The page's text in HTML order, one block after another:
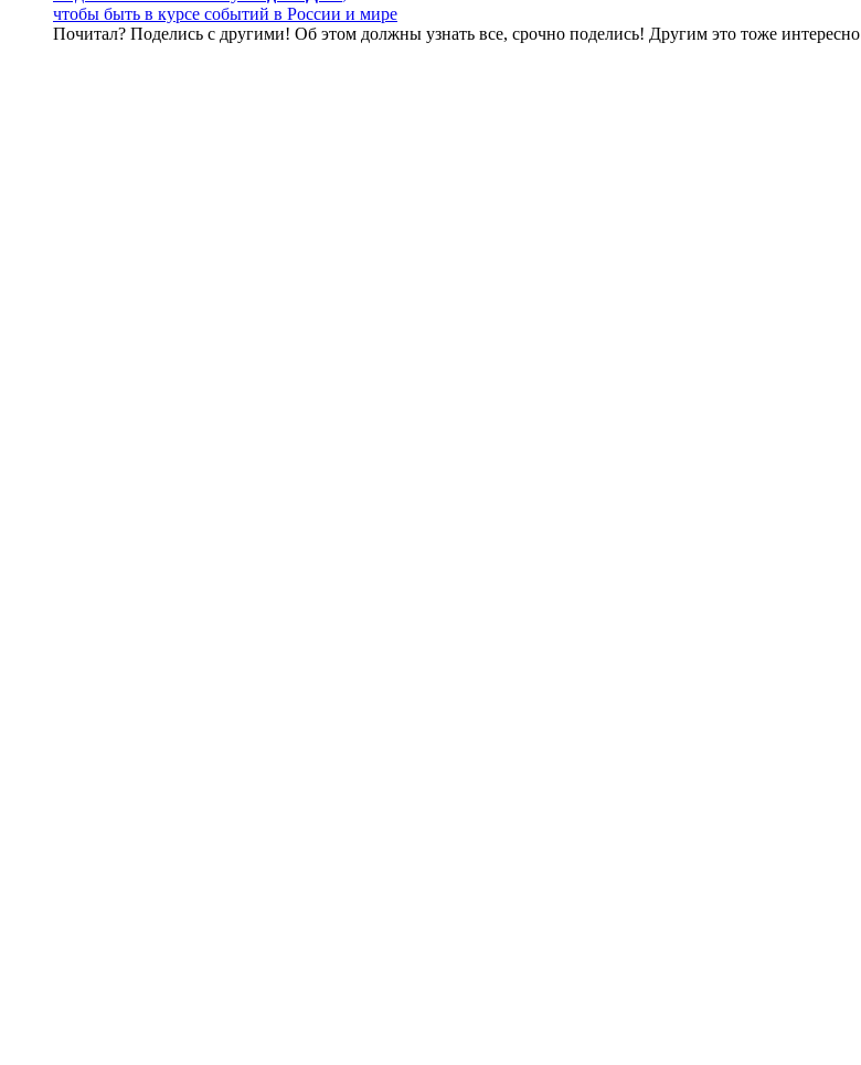
чтобы быть в курсе событий в России и мире
Почитал? Поделись с другими! Об этом должны узнать все, срочно поделись! Другим это тоже интересно